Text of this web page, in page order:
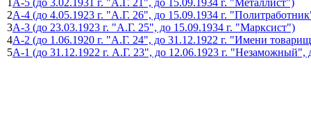
2А-4 (до 4.05.1923 г. "А.Г. 26", до 15.09.1934 г.
3А-3 (до 23.03.1923 г. "А.Г. 25", до 15.09.1934 г. "Марксист")
4А-2 (до 1.06.1920 г. "А.Г. 24", до 31.12.1922 г. "Имени
5А-1 (до 31.12.1922 г. А.Г. 23", до 12.06.1923 г. "Незаможный",